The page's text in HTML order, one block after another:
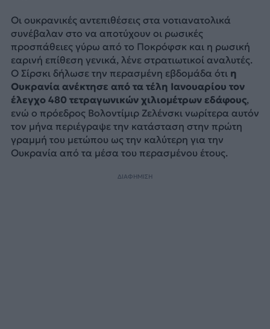
Οι ουκρανικές αντεπιθέσεις στα νοτιανατολικά
συνέβαλαν στο να αποτύχουν οι ρωσικές
προσπάθειες γύρω από το Ποκρόφσκ και η ρωσική
εαρινή επίθεση γενικά, λένε στρατιωτικοί αναλυτές.
Ο Σίρσκι δήλωσε την περασμένη εβδομάδα ότι η
Ουκρανία ανέκτησε από τα τέλη Ιανουαρίου τον
έλεγχο 480 τετραγωνικών χιλιομέτρων εδάφους,
ενώ ο πρόεδρος Βολοντίμιρ Ζελένσκι νωρίτερα αυτόν
τον μήνα περιέγραψε την κατάσταση στην πρώτη
γραμμή του μετώπου ως την καλύτερη για την
Ουκρανία από τα μέσα του περασμένου έτους.
ΔΙΑΦΗΜΙΣΗ